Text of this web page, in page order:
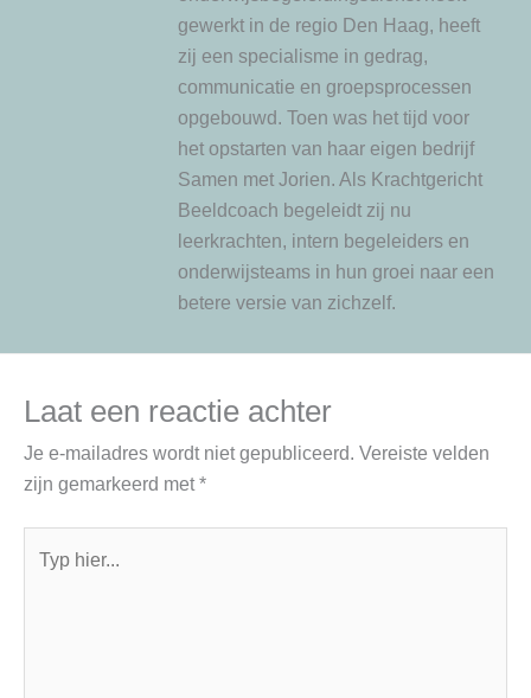
gewerkt in de regio Den Haag, heeft
zij een specialisme in gedrag,
communicatie en groepsprocessen
opgebouwd. Toen was het tijd voor
het opstarten van haar eigen bedrijf
Samen met Jorien. Als Krachtgericht
Beeldcoach begeleidt zij nu
leerkrachten, intern begeleiders en
onderwijsteams in hun groei naar een
betere versie van zichzelf.
Laat een reactie achter
Je e-mailadres wordt niet gepubliceerd. Vereiste velden
zijn gemarkeerd met*
hier...